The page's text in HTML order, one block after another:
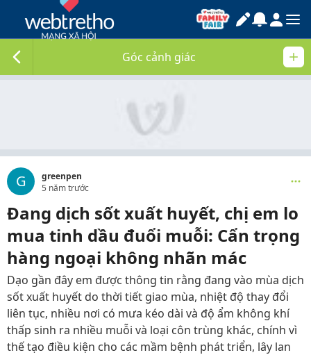
Góc cảnh giác
G
greenpen
5 năm trước
Đang dịch sốt xuất huyết, chị em lo
mua tinh dầu đuổi muỗi: Cẩn trọng
hàng ngoại không nhãn mác
Dạo gần đây em được thông tin rằng đang vào mùa dịch
sốt xuất huyết do thời tiết giao mùa, nhiệt độ thay đổi
liên tục, nhiều nơi có mưa kéo dài và độ ẩm không khí
thấp sinh ra nhiều muỗi và loại côn trùng khác, chính vì
thế tạo điều kiện cho các mầm bệnh phát triển, lây lan